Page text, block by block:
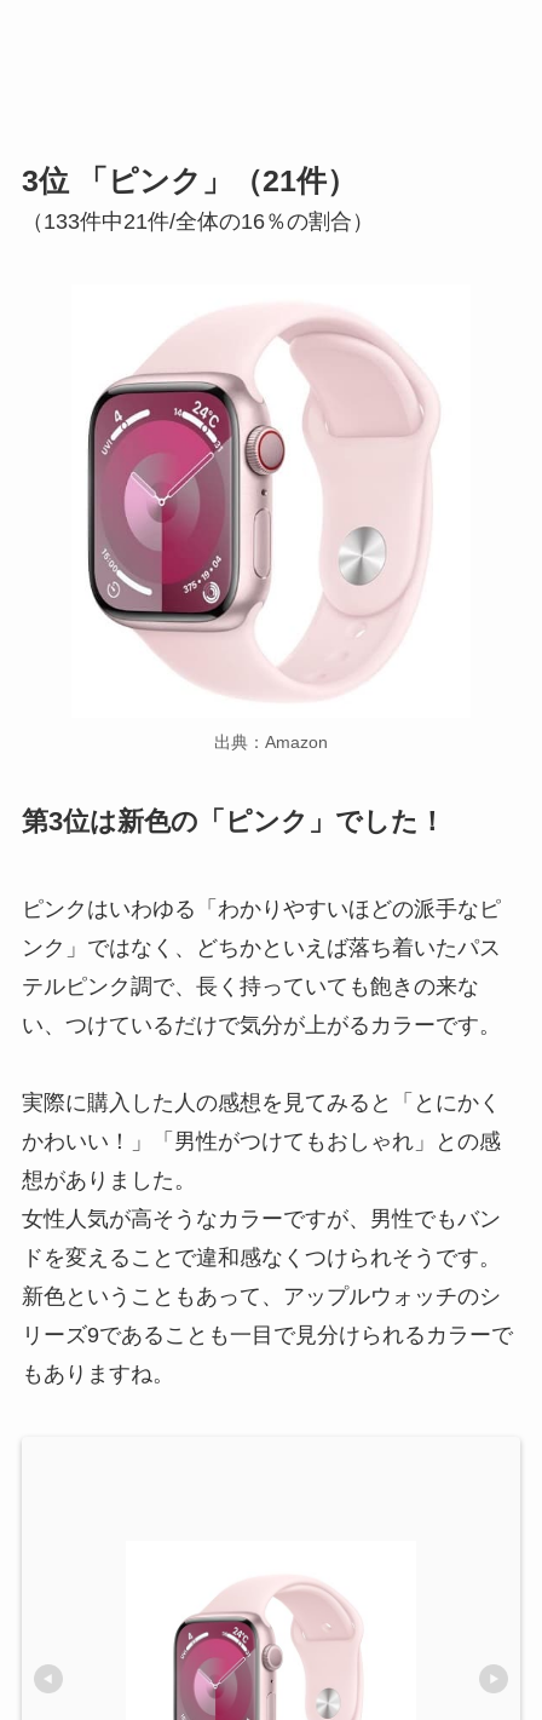
3位 「ピンク」（21件）
（133件中21件/全体の16％の割合）
出典：Amazon
第3位は新色の「ピンク」でした！
ピンクはいわゆる「わかりやすいほどの派手なピ
ンク」ではなく、どちかといえば落ち着いたパス
テルピンク調で、長く持っていても飽きの来な
い、つけているだけで気分が上がるカラーです。
実際に購入した人の感想を見てみると「とにかく
かわいい！」「男性がつけてもおしゃれ」との感
想がありました。
女性人気が高そうなカラーですが、男性でもバン
ドを変えることで違和感なくつけられそうです。
新色ということもあって、アップルウォッチのシ
リーズ9であることも一目で見分けられるカラーで
もありますね。